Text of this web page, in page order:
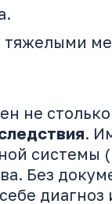
тяжелыми
не
.
системы
Без